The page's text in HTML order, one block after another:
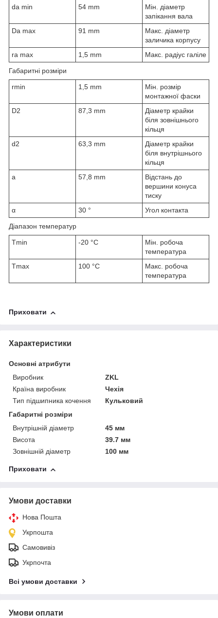
da min 54 mm
Мін. діаметр
запікання вала
Da max 91 mm
Макс. діаметр
заличика корпусу
ra max 1,5 mm Макс. радіус галіле
Габаритні розміри
rmin 1,5 mm
Мін. розмір
монтажної фаски
D2 87,3 mm
Діаметр крайки
біля зовнішнього
кільця
d2 63,3 mm
Діаметр крайки
біля внутрішнього
кільця
a
57,8 mm
Відстань до
вершини конуса
тиску
α
30 ° Угол контакта
Діапазон температур
Tmin -20 °C
Мін. робоча
температура
Tmax 100 °C
Макс. робоча
температура
Приховати
Характеристики
Основні атрибути
Виробник
ZKL
Країна виробник
Чехія
Тип підшипника кочення
Кульковий
Габаритні розміри
Внутрішній діаметр
45 мм
Висота
39.7 мм
Зовнішній діаметр
100 мм
Приховати
Умови доставки
Нова Пошта
Укрпошта
Самовивіз
Укрпочта
Всі умови доставки
Умови оплати